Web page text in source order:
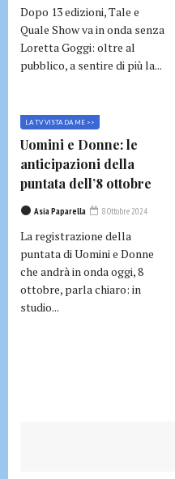
Dopo 13 edizioni, Tale e
Quale Show va in onda senza
Loretta Goggi: oltre al
pubblico, a sentire di più la...
LA TV VISTA DA ME >>
Uomini e Donne: le
anticipazioni della
puntata dell’8 ottobre
Asia Paparella 8 Ottobre 2024
La registrazione della
puntata di Uomini e Donne
che andrà in onda oggi, 8
ottobre, parla chiaro: in
studio...